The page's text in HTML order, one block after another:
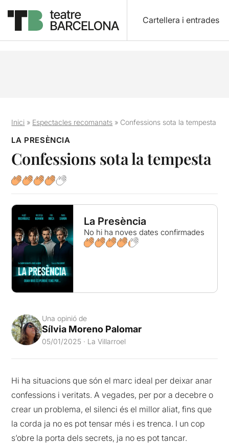
Cartellera i entrades
Inici » Espectacles recomanats » Confessions sota la tempesta
LA PRESÈNCIA
Confessions sota la tempesta
La Presència
No hi ha noves dates confirmades
Una opinió de
Sílvia Moreno Palomar
05/01/2025 · La Villarroel
Hi ha situacions que són el marc ideal per deixar anar
confessions i veritats. A vegades, per por a decebre o
crear un problema, el silenci és el millor aliat, fins que
la corda ja no es pot tensar més i es trenca. I un cop
s’obre la porta dels secrets, ja no es pot tancar.